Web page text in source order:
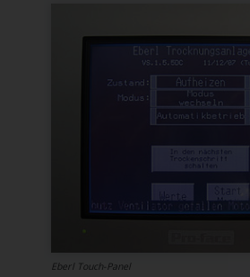
Eberl Touch-Panel